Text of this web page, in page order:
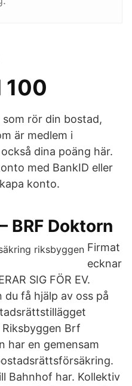
100
rör din bostad,
är medlem i
dina poäng här.
med BankID eller
konto.
BRF Doktorn
Firmat
ecknar
SIG FÖR EV.
du få hjälp av oss på
Brf
har en gemensam
Bahnhof har. Kollektiv